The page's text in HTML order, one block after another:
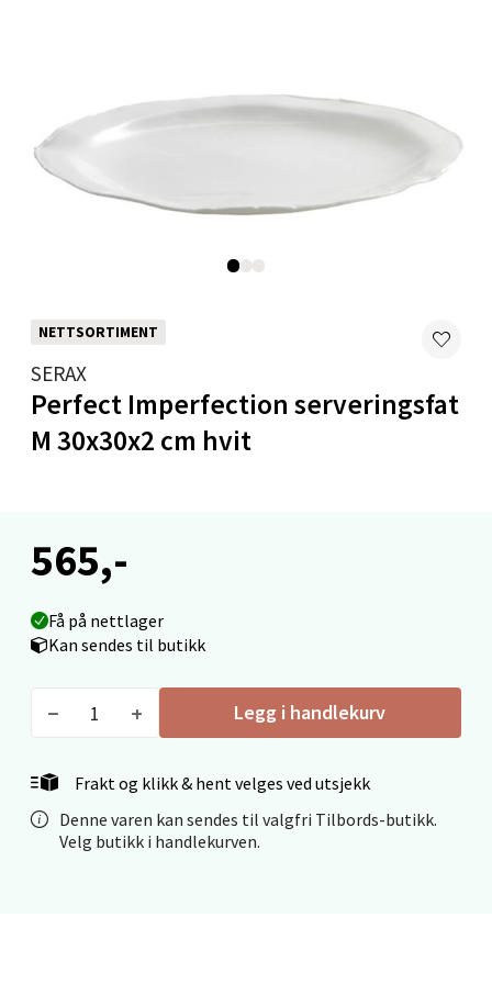
NETTSORTIMENT
SERAX
Perfect Imperfection serveringsfat
M 30x30x2 cm hvit
565,-
Få på nettlager
Kan sendes til butikk
Legg i handlekurv
Frakt og klikk & hent velges ved utsjekk
Denne varen kan sendes til valgfri Tilbords-butikk.
Velg butikk i handlekurven.
Bryne/Jæren - M44
Jupiterveien 2, 4340 Bryne
Åpent i dag 10-20
Stavanger og Sandnes - Thon
0 i butikk
Levanger - Magneten
Moafjæra 14, 7606 Levanger
Åpent i dag 10-20
0 i butikk